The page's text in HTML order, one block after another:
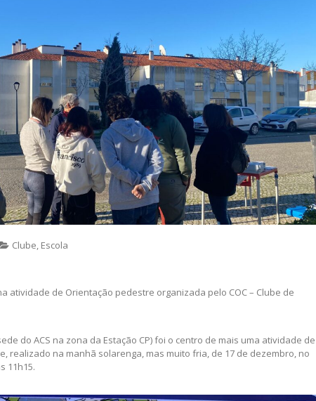
Sismaria Leiria
Na Sismaria Leiria
Clube,Escola